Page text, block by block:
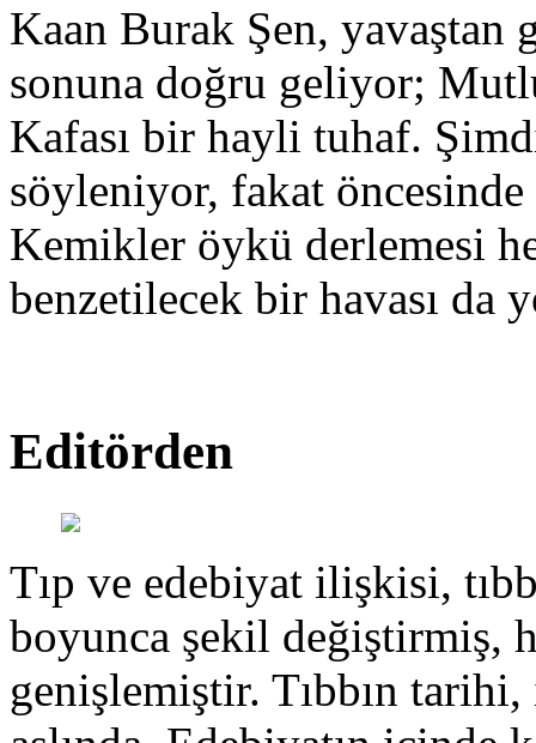
Kaan Burak Şen, yavaştan
sonuna doğru geliyor;
Kafası bir hayli tuhaf.
söyleniyor, fakat
Kemikler öykü derlemesi
benzetilecek bir havası da
Editörden
Tıp ve edebiyat ilişkisi,
boyunca şekil değiştirmiş,
genişlemiştir. Tıbbın